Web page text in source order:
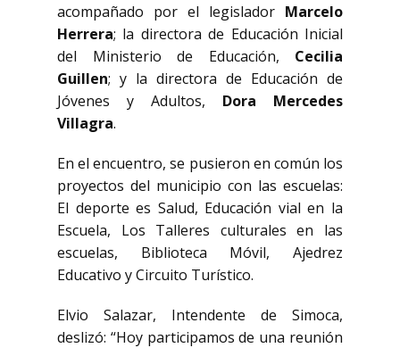
acompañado por el legislador Marcelo
Herrera; la directora de Educación Inicial
del Ministerio de Educación, Cecilia
Guillen; y la directora de Educación de
Jóvenes y Adultos, Dora
Mercedes
Villagra.
En el encuentro, se pusieron en común los
proyectos del municipio con las escuelas:
El deporte es Salud, Educación vial en la
Escuela, Los Talleres culturales en las
escuelas, Biblioteca Móvil, Ajedrez
Educativo y Circuito Turístico.
Elvio Salazar, Intendente de Simoca,
deslizó: “Hoy participamos de una reunión